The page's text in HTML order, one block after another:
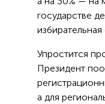
государстве
избирательная
Упростится
Президент
а для